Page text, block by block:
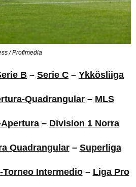
/ Profimedia
B – Serie C – Ykkösliiga
Quadrangular – MLS
– Division 1 Norra
Quadrangular– Superliga
Torneo Intermedio – Liga Pro